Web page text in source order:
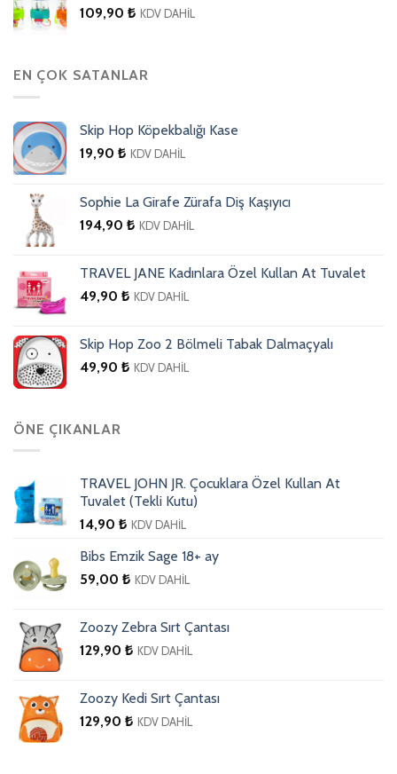
109,90 ₺ KDV DAHİL
EN ÇOK SATANLAR
Skip Hop Köpekbalığı Kase
19,90 ₺ KDV DAHİL
Sophie La Girafe Zürafa Diş Kaşıyıcı
194,90 ₺ KDV DAHİL
TRAVEL JANE Kadınlara Özel Kullan At Tuvalet
49,90 ₺ KDV DAHİL
Skip Hop Zoo 2 Bölmeli Tabak Dalmaçyalı
49,90 ₺ KDV DAHİL
ÖNE ÇIKANLAR
TRAVEL JOHN JR. Çocuklara Özel Kullan At
Tuvalet (Tekli Kutu)
14,90 ₺ KDV DAHİL
Bibs Emzik Sage 18+ ay
59,00 ₺ KDV DAHİL
Zoozy Zebra Sırt Çantası
129,90 ₺ KDV DAHİL
Zoozy Kedi Sırt Çantası
129,90 ₺ KDV DAHİL